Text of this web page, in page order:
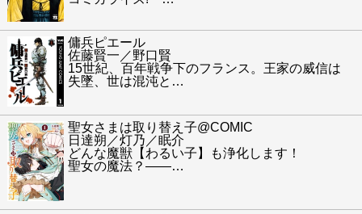
傭兵ピエール
佐藤賢一／野口賢
15世紀、百年戦争下のフランス。王家の威信は
失墜、世は混沌と …
聖女さまは取り替え子@COMIC
日達朔／灯乃／眠介
どんな魔獣【わるい子】も浄化します！
聖女の魔法？――…